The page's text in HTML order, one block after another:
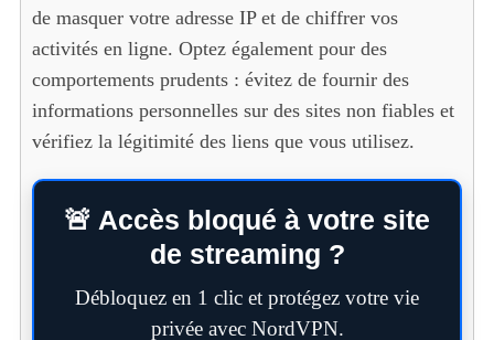
de masquer votre adresse IP et de chiffrer vos
activités en ligne. Optez également pour des
comportements prudents : évitez de fournir des
informations personnelles sur des sites non fiables et
vérifiez la légitimité des liens que vous utilisez.
🚨 Accès bloqué à votre site
de streaming ?
Débloquez en 1 clic et protégez votre vie
privée avec NordVPN.